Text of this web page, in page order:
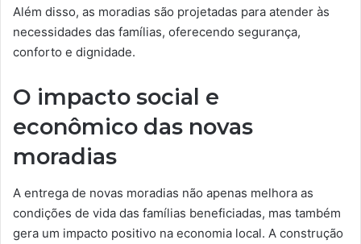
Além disso, as moradias são projetadas para atender às
necessidades das famílias, oferecendo segurança,
conforto e dignidade.
O impacto social e
econômico das novas
moradias
A entrega de novas moradias não apenas melhora as
condições de vida das famílias beneficiadas, mas também
gera um impacto positivo na economia local. A construção